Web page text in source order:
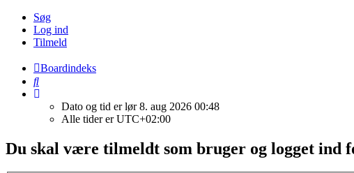
Søg
Log ind
Tilmeld
Boardindeks
Søg
Dato og tid er lør 8. aug 2026 00:48
Alle tider erUTC+02:00
Du skal være tilmeldt som bruger og logget ind